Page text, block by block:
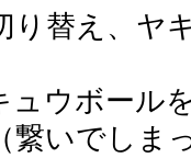
り替え、ヤ
ウボール
繋いでしま